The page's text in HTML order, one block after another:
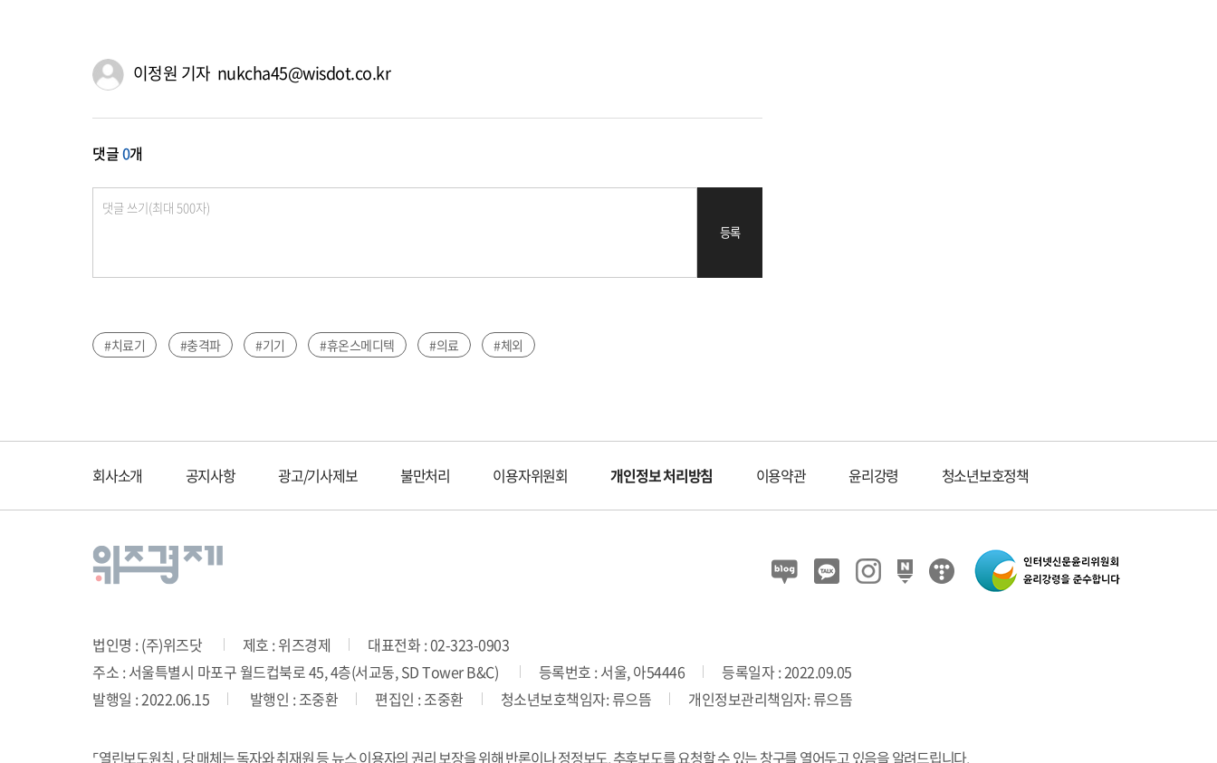
이정원 기자 nukcha45@wisdot.co.kr
댓글0개
등록
#치료기 #충격파 #기기 #휴온스메디텍 #의료 #체외
회사소개 공지사항 광고/기사제보 불만처리 이용자위원회 개인정보 처리방침 이용약관 윤리강령 청소년보호정책
법인명 : (주)위즈닷 제호 : 위즈경제
대표전화 : 02-323-0903
주소 : 서울특별시 마포구 월드컵북로 45, 4층(서교동, SD Tower B&C)
등록번호 : 서울, 아54446
등록일자 : 2022.09.05
발행일 : 2022.06.15
발행인 : 조중환 편집인 : 조중환 청소년보호책임자: 류으뜸 개인정보관리책임자: 류으뜸
⌜열린보도원칙⌟ 당 매체는 독자와 취재원 등 뉴스 이용자의 권리 보장을 위해 반론이나 정정보도, 추후보도를 요청할 수 있는 창구를 열어두고 있음을 알려드립니다.